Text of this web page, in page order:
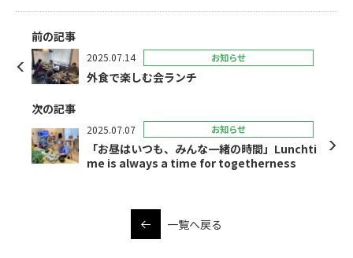
前の記事
2025.07.14 お知らせ
外食で楽しむ会ランチ
次の記事
2025.07.07 お知らせ
「お昼はいつも、みんな一緒の時間」Lunchti
me is always a time for togetherness
一覧へ戻る